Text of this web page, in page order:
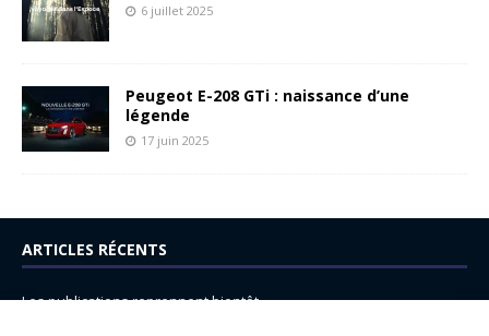
6 juillet 2025
Peugeot E-208 GTi : naissance d’une
légende
17 juin 2025
ARTICLES RÉCENTS
Les publications reprennent bientôt…